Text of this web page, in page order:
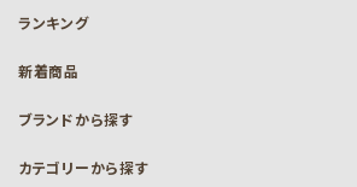
ランキング
新着商品
ブランドから探す
カテゴリーから探す